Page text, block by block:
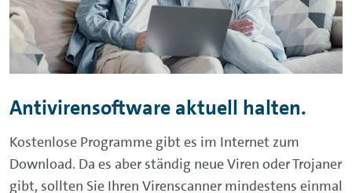
Antivirensoftware aktuell halten.
Kostenlose Programme gibt es im Internet zum
Download. Da es aber ständig neue Viren oder Trojaner
gibt, sollten Sie Ihren Virenscanner mindestens einmal